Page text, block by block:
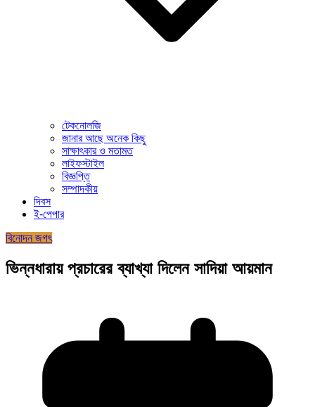
টেকনোলজি
জানার আছে অনেক কিছু
সাক্ষাৎকার ও মতামত
লাইফস্টাইল
বিজ্ঞপ্তি
সম্পাদকীয়
দিবস
ই-পেপার
বিনোদন জগৎ
ভিন্নধারায় প্রচারের ব্যাখ্যা দিলেন সাদিয়া আয়মান